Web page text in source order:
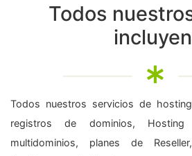
Todos
Todos nuestros servicios de
registros de dominios, Hosting
multidominios, planes de